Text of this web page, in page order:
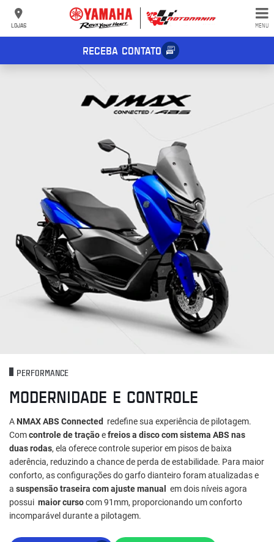
LOJAS MENU
RECEBA CONTATO
PERFORMANCE
MODERNIDADE E CONTROLE
A NMAX ABS Connected redefine sua experiência de pilotagem.
Comcontrole de traçãoefreios a disco com sistema ABS nas
duas rodas, ela oferece controle superior em pisos de baixa
aderência, reduzindo a chance de perda de estabilidade. Para maior
conforto, as configurações do garfo dianteiro foram atualizadas e
a suspensão traseira com ajuste manual
em dois níveis agora
possui maior cursocom 91mm, proporcionando um conforto
incomparável durante a pilotagem.